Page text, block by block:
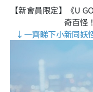
【新會員限定】《U
奇百怪
↓一齊睇下小新同妖